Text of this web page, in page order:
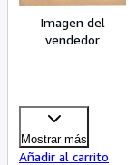
Imagen del
vendedor
Mostrar más
Añadir al carrito